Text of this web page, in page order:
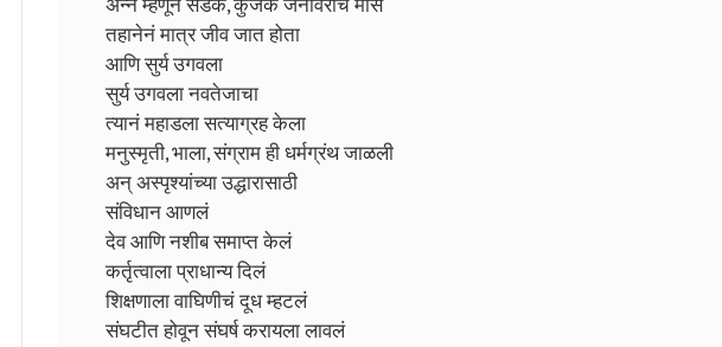
तहानेनं मात्र जीव जात होता
आणि सुर्य उगवला
सुर्य उगवला नवतेजाचा
त्यानं महाडला सत्याग्रह केला
मनुस्मृती, भाला, संग्राम ही धर्मग्रंथ जाळली
अन् अस्पृश्यांच्या उद्धारासाठी
संविधान आणलं
देव आणि नशीब समाप्त केलं
कर्तृत्वाला प्राधान्य दिलं
शिक्षणाला वाघिणीचं दूध म्हटलं
संघटीत होवून संघर्ष करायला लावलं